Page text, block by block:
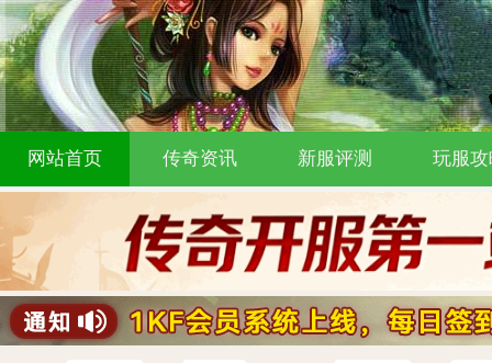
网站首页 传奇资讯 新服评测 玩服